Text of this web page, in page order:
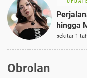
hingga
sekitar 1
Obrolan